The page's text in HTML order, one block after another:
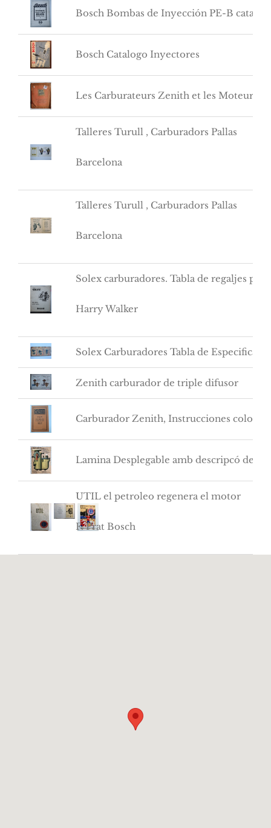
Bosch Bombas de Inyección PE-B
Bosch Catalogo Inyectores
Les Carburateurs Zenith et les Moteurs
Talleres Turull , Carburadors Pallas
Barcelona
Talleres Turull , Carburadors Pallas
Barcelona
Solex carburadores. Tabla de regaljes
Harry Walker
Solex Carburadores Tabla de
Zenith carburador de triple difusor
Carburador Zenith, Instrucciones
Lamina Desplegable amb descripcó de
UTIL el petroleo regenera el motor
F. Prat Bosch